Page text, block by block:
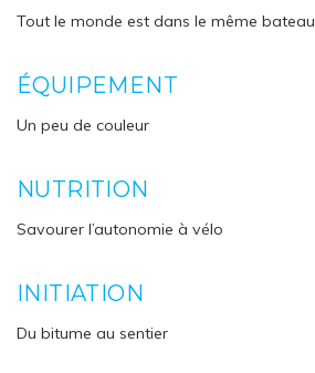
Tout le monde est dans le même bateau
ÉQUIPEMENT
Un peu de couleur
NUTRITION
Savourer l’autonomie à vélo
INITIATION
Du bitume au sentier